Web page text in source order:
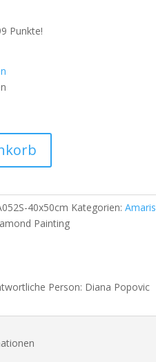
Punkte!
40x50cm Kategorien:Amaris
Painting
Person: Diana Popovic